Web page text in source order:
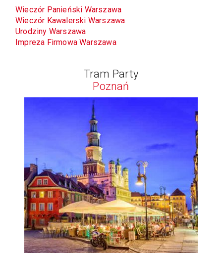
Wieczór Panieński Warszawa
Wieczór Kawalerski Warszawa
Urodziny Warszawa
Impreza Firmowa Warszawa
Tram Party
Poznań